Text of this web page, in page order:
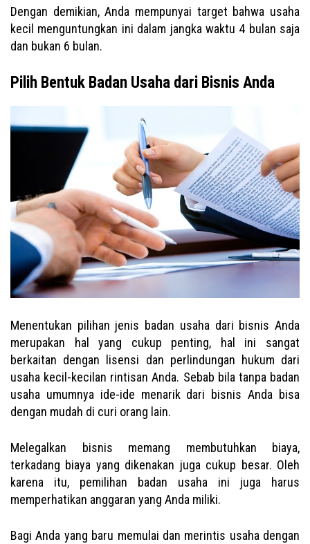
Dengan demikian, Anda mempunyai target bahwa usaha
kecil menguntungkan ini dalam jangka waktu 4 bulan saja
dan bukan 6 bulan.
Pilih Bentuk Badan Usaha dari Bisnis Anda
Menentukan pilihan jenis badan usaha dari bisnis Anda
merupakan hal yang cukup penting, hal ini sangat
berkaitan dengan lisensi dan perlindungan hukum dari
usaha kecil-kecilan rintisan Anda. Sebab bila tanpa badan
usaha umumnya ide-ide menarik dari bisnis Anda bisa
dengan mudah di curi orang lain.
Melegalkan bisnis memang membutuhkan biaya,
terkadang biaya yang dikenakan juga cukup besar. Oleh
karena itu, pemilihan badan usaha ini juga harus
memperhatikan anggaran yang Anda miliki.
Bagi Anda yang baru memulai dan merintis usaha dengan